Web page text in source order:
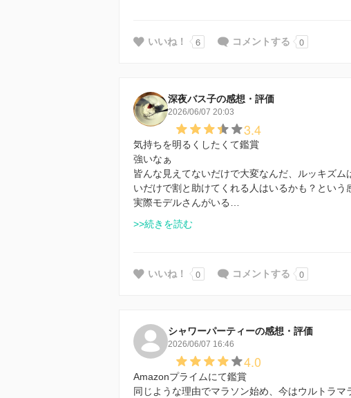
いいね！ 6 コメントする 0
深夜バス子の感想・評価
2026/06/07 20:03
3.4
気持ちを明るくしたくて鑑賞
強いなぁ
皆んな見えてないだけで大変なんだ、ルッキズ
いだけで割と助けてくれる人はいるかも？という
実際モデルさんがいる…
>>続きを読む
いいね！ 0 コメントする 0
シャワーパーティーの感想・評価
2026/06/07 16:46
4.0
Amazonプライムにて鑑賞
同じような理由でマラソン始め、今はウルトラ